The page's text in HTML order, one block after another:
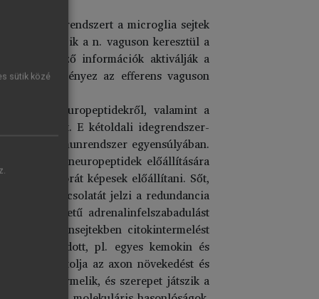
ősi immunrendszert a microglia sejtek
játszik a n. vaguson keresztül a
érkező információk aktiválják a
eredményez az efferens vaguson
illetve neuropeptidekről, valamint a
nem feltárt. E kétoldali idegrendszer-
és az immunrendszer egyensúlyában.
és neuropeptidek előállítására
egész sorát képesek előállítani. Sőt,
szoros kapcsolatát jelzi a redundancia
eredetű adrenalinfelszabadulást
az immunsejtekben citokintermelést
adaptálódott, pl. egyes kemokin és
gátolja az axon növekedést és
is termelik, és szerepet játszik a
sütik közé